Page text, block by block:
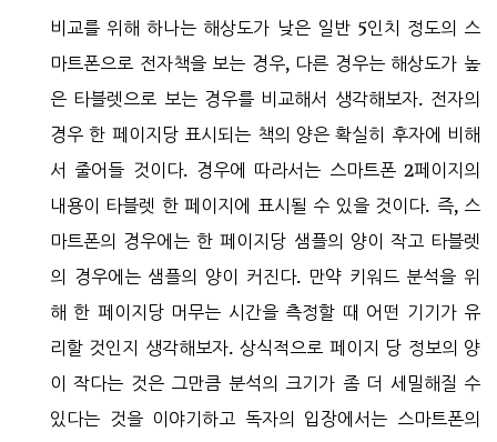
비교를 위해 하나는 해상도가 낮은 일반 5인치 정도의 스
마트폰으로 전자책을 보는 경우, 다른 경우는 해상도가 높
은 타블렛으로 보는 경우를 비교해서 생각해보자. 전자의
경우 한 페이지당 표시되는 책의 양은 확실히 후자에 비해
서 줄어들 것이다. 경우에 따라서는 스마트폰 2페이지의
내용이 타블렛 한 페이지에 표시될 수 있을 것이다. 즉, 스
마트폰의 경우에는 한 페이지당 샘플의 양이 작고 타블렛
의 경우에는 샘플의 양이 커진다. 만약 키워드 분석을 위
해 한 페이지당 머무는 시간을 측정할 때 어떤 기기가 유
리할 것인지 생각해보자. 상식적으로 페이지 당 정보의 양
이 작다는 것은 그만큼 분석의 크기가 좀 더 세밀해질 수
있다는 것을 이야기하고 독자의 입장에서는 스마트폰의